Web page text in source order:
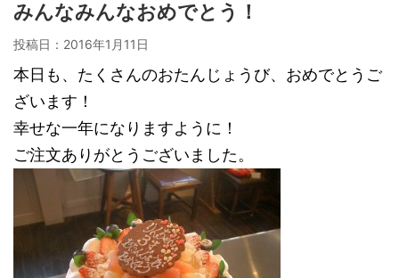
みんなみんなおめでとう！
投稿日： 2016年1月11日
本日も、たくさんのおたんじょうび、おめでとうご
ざいます！
幸せな一年になりますように！
ご注文ありがとうございました。